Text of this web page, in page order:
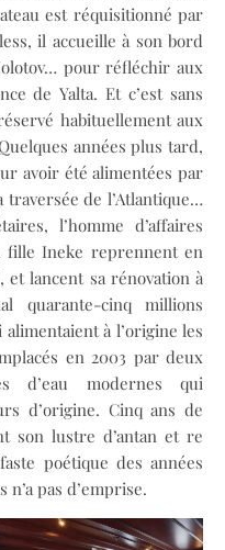
est réquisitionné par
il accueille à son bord
pour réfléchir aux
de Yalta. Et c’est sans
habituellement aux
années plus tard,
avoir été alimentées par
traversée de l’Atlantique…
l’homme d’affaires
fille Ineke reprennent en
lancent sa rénovation à
quarante-cinq millions
à l’origine les
en 2003 par deux
d’eau modernes qui
d’origine. Cinq ans de
son lustre d’antan et re
poétique des années
n’a pas d’emprise.